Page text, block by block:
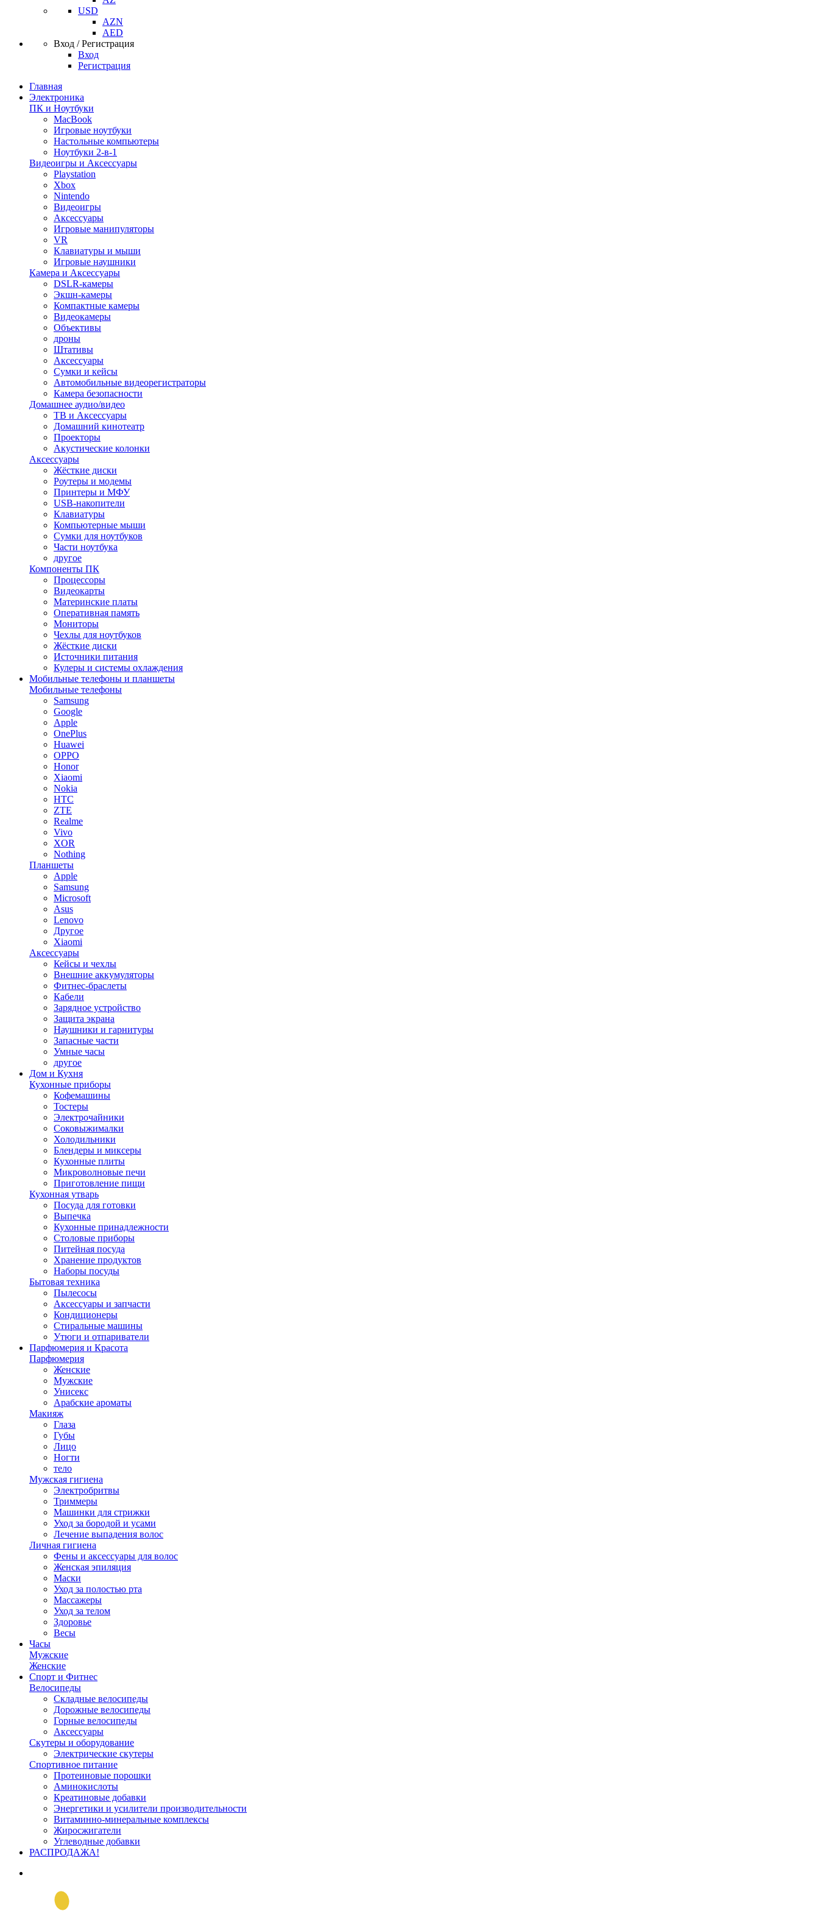
USD
AZN
AED
Вход / Регистрация
Вход
Регистрация
Главная
Электроника
ПК и Ноутбуки
MacBook
Игровые ноутбуки
Настольные компьютеры
Ноутбуки 2-в-1
Видеоигры и Аксессуары
Playstation
Xbox
Nintendo
Видеоигры
Аксессуары
Игровые манипуляторы
VR
Клавиатуры и мыши
Игровые наушники
Камера и Аксессуары
DSLR-камеры
Экшн-камеры
Компактные камеры
Видеокамеры
Объективы
дроны
Штативы
Аксессуары
Сумки и кейсы
Автомобильные видеорегистраторы
Камера безопасности
Домашнее аудио/видео
ТВ и Аксессуары
Домашний кинотеатр
Проекторы
Акустические колонки
Аксессуары
Жёсткие диски
Роутеры и модемы
Принтеры и МФУ
USB-накопители
Клавиатуры
Компьютерные мыши
Сумки для ноутбуков
Части ноутбука
другое
Компоненты ПК
Процессоры
Видеокарты
Материнские платы
Оперативная память
Мониторы
Чехлы для ноутбуков
Жёсткие диски
Источники питания
Кулеры и системы охлаждения
Мобильные телефоны и планшеты
Мобильные телефоны
Samsung
Google
Apple
OnePlus
Huawei
OPPO
Honor
Xiaomi
Nokia
HTC
ZTE
Realme
Vivo
XOR
Nothing
Планшеты
Apple
Samsung
Microsoft
Asus
Lenovo
Другое
Xiaomi
Аксессуары
Кейсы и чехлы
Внешние аккумуляторы
Фитнес-браслеты
Кабели
Зарядное устройство
Защита экрана
Наушники и гарнитуры
Запасные части
Умные часы
другое
Дом и Кухня
Кухонные приборы
Кофемашины
Тостеры
Электрочайники
Соковыжималки
Холодильники
Блендеры и миксеры
Кухонные плиты
Микроволновые печи
Приготовление пищи
Кухонная утварь
Посуда для готовки
Выпечка
Кухонные принадлежности
Столовые приборы
Питейная посуда
Хранение продуктов
Наборы посуды
Бытовая техника
Пылесосы
Аксессуары и запчасти
Кондиционеры
Стиральные машины
Утюги и отпариватели
Парфюмерия и Красота
Парфюмерия
Женские
Мужские
Унисекс
Арабские ароматы
Макияж
Глаза
Губы
Лицо
Ногти
тело
Мужская гигиена
Электробритвы
Триммеры
Машинки для стрижки
Уход за бородой и усами
Лечение выпадения волос
Личная гигиена
Фены и аксессуары для волос
Женская эпиляция
Маски
Уход за полостью рта
Массажеры
Уход за телом
Здоровье
Весы
Часы
Мужские
Женские
Спорт и Фитнес
Велосипеды
Складные велосипеды
Дорожные велосипеды
Горные велосипеды
Аксессуары
Скутеры и оборудование
Электрические скутеры
Спортивное питание
Протеиновые порошки
Аминокислоты
Креатиновые добавки
Энергетики и усилители производительности
Витаминно-минеральные комплексы
Жиросжигатели
Углеводные добавки
РАСПРОДАЖА!